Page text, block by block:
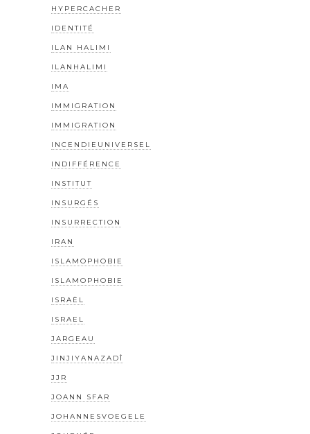
HYPERCACHER
IDENTITÉ
ILAN HALIMI
ILANHALIMI
IMA
IMMIGRATION
IMMIGRATION
INCENDIEUNIVERSEL
INDIFFÉRENCE
INSTITUT
INSURGÉS
INSURRECTION
IRAN
ISLAMOPHOBIE
ISLAMOPHOBIE
ISRAËL
ISRAEL
JARGEAU
JINJIYANAZADÎ
JJR
JOANN SFAR
JOHANNESVOEGELE